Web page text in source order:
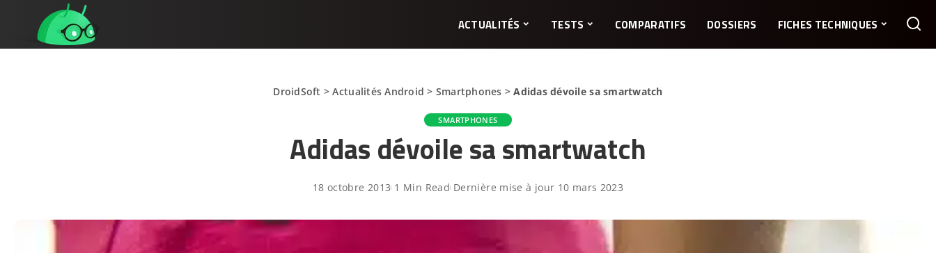
ACTUALITÉS TESTS COMPARATIFS DOSSIERS FICHES TECHNIQUES
DroidSoft >Actualités Android > Smartphones >Adidas dévoile sa smartwatch
SMARTPHONES
Adidas dévoile sa smartwatch
18 octobre 2013 1 Min Read Dernière mise à jour 10 mars 2023